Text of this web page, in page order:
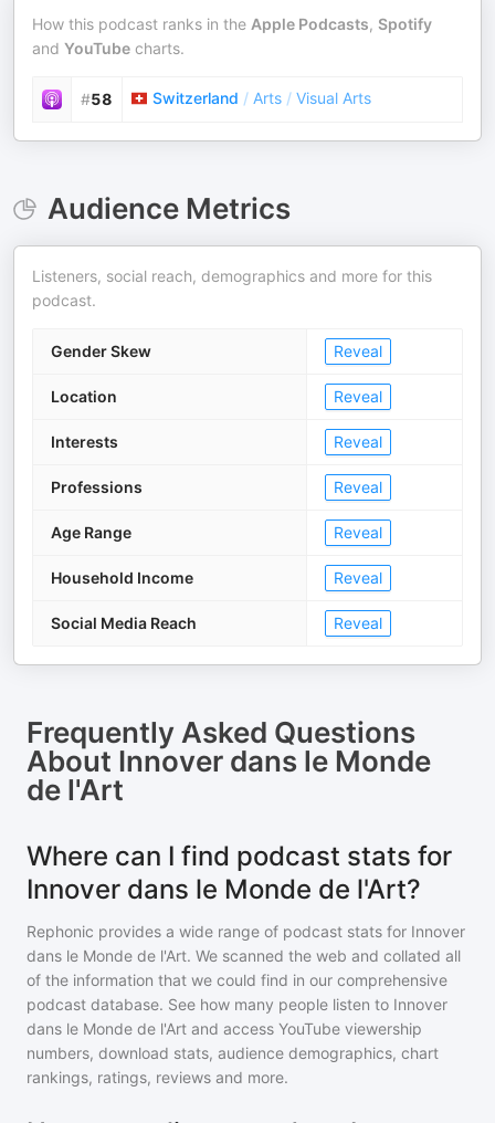
How this podcast ranks in the Apple Podcasts, Spotify
and YouTube charts.
#58 Switzerland / Arts / Visual Arts
Audience Metrics
Listeners, social reach, demographics and more for this
podcast.
Gender Skew Reveal
Location Reveal
Interests Reveal
Professions Reveal
Age Range Reveal
Household Income Reveal
Social Media Reach Reveal
Frequently Asked Questions
About Innover dans le Monde
de l'Art
Where can I find podcast stats for
Innover dans le Monde de l'Art?
Rephonic provides a wide range of podcast stats for Innover
dans le Monde de l'Art. We scanned the web and collated all
of the information that we could find in our comprehensive
podcast database. See how many people listen to Innover
dans le Monde de l'Art and access YouTube viewership
numbers, download stats, audience demographics, chart
rankings, ratings, reviews and more.